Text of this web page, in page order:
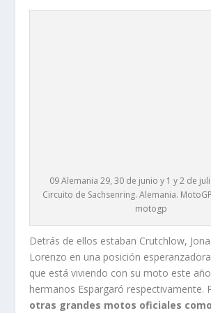
09 Alemania 29, 30 de junio y 1 y 2 de
Circuito de Sachsenring. Alemania.
motogp
Detrás de ellos estaban Crutchlow,
Lorenzo en una posición
que está viviendo con su moto este
hermanos Espargaró respectivamente.
otras grandes motos oficiales